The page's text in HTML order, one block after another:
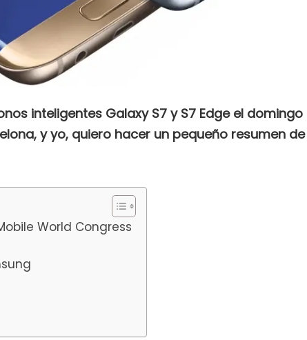
inteligentes Galaxy S7 y S7 Edge el domingo
y yo, quiero hacer un pequeño resumen de
World Congress